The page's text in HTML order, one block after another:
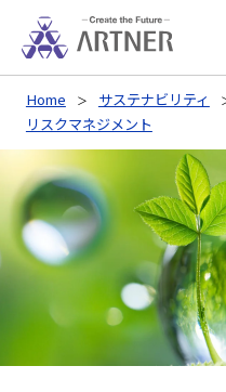
Home サステナビリティ
リスクマネジメント